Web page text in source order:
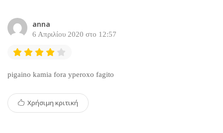
anna
6 Απριλίου 2020 στο 12:57
pigaino kamia fora yperoxo fagito
Χρήσιμη κριτική